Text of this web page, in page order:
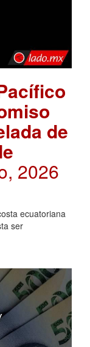
de
2026
ecuatoriana
ser